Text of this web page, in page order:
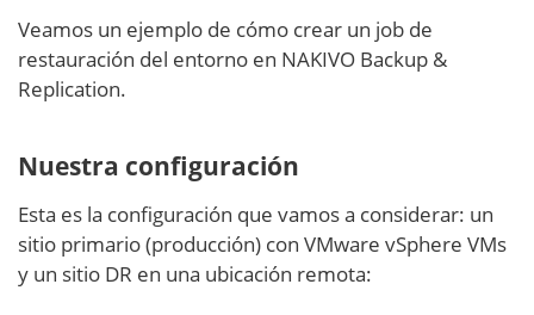
Veamos un ejemplo de cómo crear un job de
restauración del entorno en NAKIVO Backup &
Replication.
Nuestra configuración
Esta es la configuración que vamos a considerar: un
sitio primario (producción) con VMware vSphere VMs
y un sitio DR en una ubicación remota: